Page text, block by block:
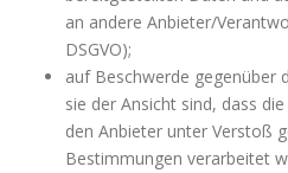
an andere Anbieter/
DSGVO);
auf Beschwerde gegenüber
sie der Ansicht sind, dass
den Anbieter unter Verstoß
Bestimmungen verarbeitet